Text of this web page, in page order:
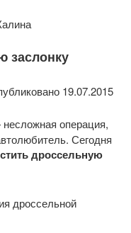
заслонку
19.07.2015
операция,
Сегодня
дроссельную
дроссельной